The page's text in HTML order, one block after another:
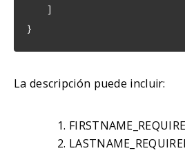
]
}
La descripción puede incluir: